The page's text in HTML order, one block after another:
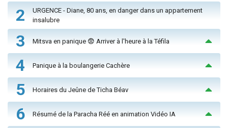
2
URGENCE - Diane, 80 ans, en danger dans un appartement
insalubre
3 Mitsva en panique 😨 Arriver à l'heure à la Téfila
4 Panique à la boulangerie Cachère
5 Horaires du Jeûne de Ticha Béav
6 Résumé de la Paracha Réé en animation Vidéo IA